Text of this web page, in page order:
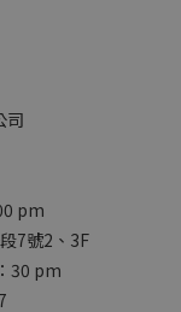
司
pm
7號2、3F
30 pm